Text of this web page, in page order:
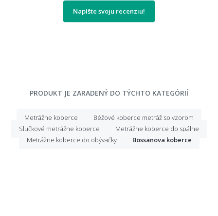
Napíšte svoju recenziu!
PRODUKT JE ZARADENÝ DO TÝCHTO KATEGÓRIÍ
Metrážne koberce
Béžové koberce metráž so vzorom
Slučkové metrážne koberce
Metrážne koberce do spálne
Metrážne koberce do obývačky
Bossanova koberce